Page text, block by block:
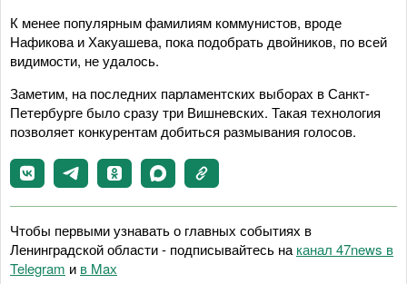
К менее популярным фамилиям коммунистов, вроде
Нафикова и Хакуашева, пока подобрать двойников, по всей
видимости, не удалось.
Заметим, на последних парламентских выборах в Санкт-
Петербурге было сразу три Вишневских. Такая технология
позволяет конкурентам добиться размывания голосов.
Чтобы первыми узнавать о главных событиях в
Ленинградской области - подписывайтесь на канал 47news в
Telegram и в Maх